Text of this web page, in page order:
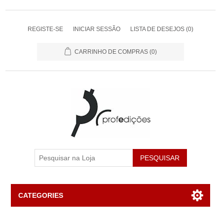
REGISTE-SE INICIAR SESSÃO LISTA DE DESEJOS (0)
CARRINHO DE COMPRAS (0)
PESQUISAR
CATEGORIES